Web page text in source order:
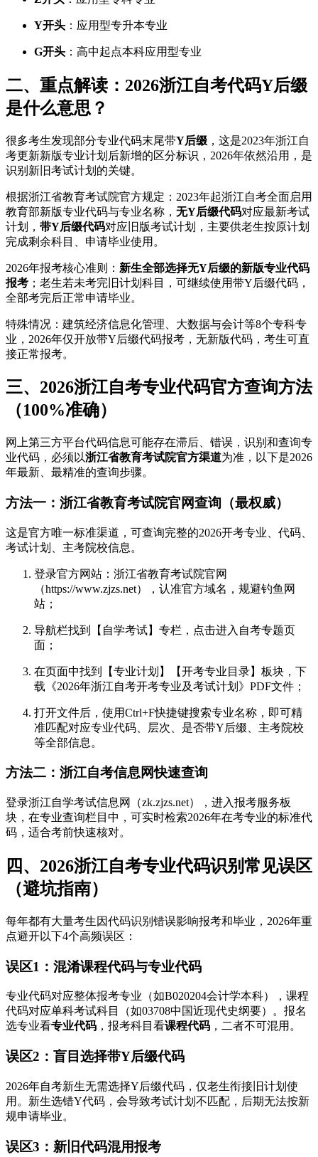
Y开头 ：应用型专升本专业
G开头 ：高中起点本科应用型专业
二、重点解读：2026浙江自考代码Y后缀
是什么意思？
很多考生发现部分专业代码末尾带Y后缀 ，这是2023年浙江自
考更新新版专业计划后新增的区分标识，2026年依然沿用，是
识别新旧考试计划的关键。
根据浙江省教育考试院官方规定：2023年起浙江自考全面启用
教育部新版专业代码与专业名称， 无Y后缀代码对应最新考试
计划， 带Y后缀代码对应旧版考试计划，主要供老生按原计划
完成剩余科目、申请毕业使用。
2026年报考核心准则： 新生全部选择无Y后缀的新版专业代码
报考 ；老生若未考完旧计划科目，可继续使用带Y后缀代码，
全部考完后正常申请毕业。
特殊情况：建筑经济信息化管理、大数据与会计等8个专科专
业，2026年仅开放带Y后缀代码报考，无新版代码，考生可直
接正常报考。
三、2026浙江自考专业代码官方查询方法
（100%准确）
网上第三方平台代码信息可能存在滞后、错误，识别和查询专
业代码，必须以浙江省教育考试院官方渠道为准，以下是2026
年最新、最精准的查询步骤。
方法一：浙江省教育考试院官网查询（最权威）
这是官方唯一标准渠道，可查询完整的2026开考专业、代码、
考试计划、主考院校信息。
登录官方网站：浙江省教育考试院官网
（https://www.zjzs.net），认准官方域名，规避钓鱼网
站；
导航栏找到【自学考试】专栏，点击进入自考专题页
面；
在页面中找到【专业计划】【开考专业目录】板块，下
载《2026年浙江自考开考专业及考试计划》PDF文件；
打开文件后，使用Ctrl+F快捷键搜索专业名称，即可精
准匹配对应专业代码、层次、是否带Y后缀、主考院校
等全部信息。
方法二：浙江自考信息网快速查询
登录浙江自学考试信息网（zk.zjzs.net），进入报考服务板
块，在专业查询栏目中，可实时检索2026年在考专业的标准代
码，适合考前快速核对。
四、2026浙江自考专业代码识别常见误区
（避坑指南）
每年都有大量考生因代码识别错误影响报考和毕业，2026年重
点避开以下4个高频误区：
误区1：混淆课程代码与专业代码
专业代码对应整体报考专业（如B020204会计学本科），课程
代码对应单科考试科目（如03708中国近现代史纲要）。报名
选专业看专业代码 ，报考科目看课程代码 ，二者不可混用。
误区2：盲目选择带Y后缀代码
2026年自考新生无需选择Y后缀代码，仅老生衔接旧计划使
用。新生选错Y代码，会导致考试计划不匹配，后期无法按新
规申请毕业。
误区3：新旧代码混用报考